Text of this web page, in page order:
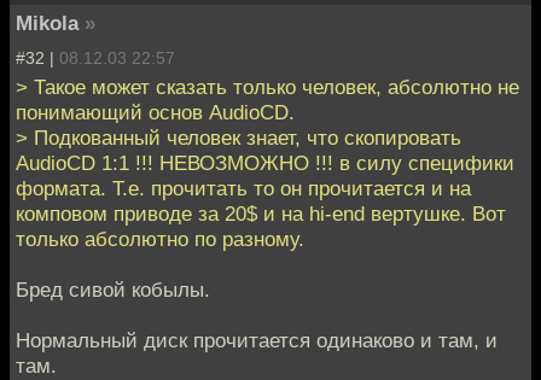
Mikola »
#32 | 08.12.03 22:57
> Такое может сказать только человек, абсолютно не
понимающий основ AudioCD.
> Подкованный человек знает, что скопировать
AudioCD 1:1 !!! НЕВОЗМОЖНО !!! в силу специфики
формата. Т.е. прочитать то он прочитается и на
комповом приводе за 20$ и на hi-end вертушке. Вот
только абсолютно по разному.
Бред сивой кобылы.
Нормальный диск прочитается одинаково и там, и
там.